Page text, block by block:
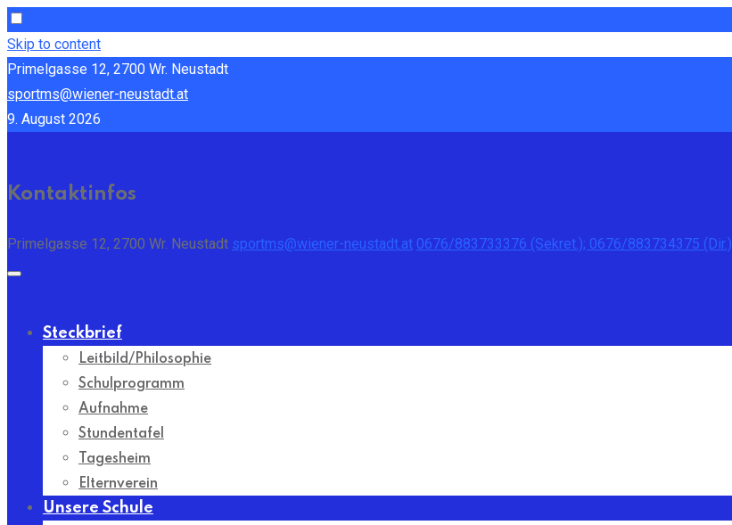
Skip to content
Primelgasse 12, 2700 Wr. Neustadt
sportms@wiener-neustadt.at
9. August 2026
Kontaktinfos
Primelgasse 12, 2700 Wr. Neustadt sportms@wiener-neustadt.at 0676/883733376 (Sekret.); 0676/883734375 (Dir.)
Steckbrief
Leitbild/Philosophie
Schulprogramm
Aufnahme
Stundentafel
Tagesheim
Elternverein
Unsere Schule